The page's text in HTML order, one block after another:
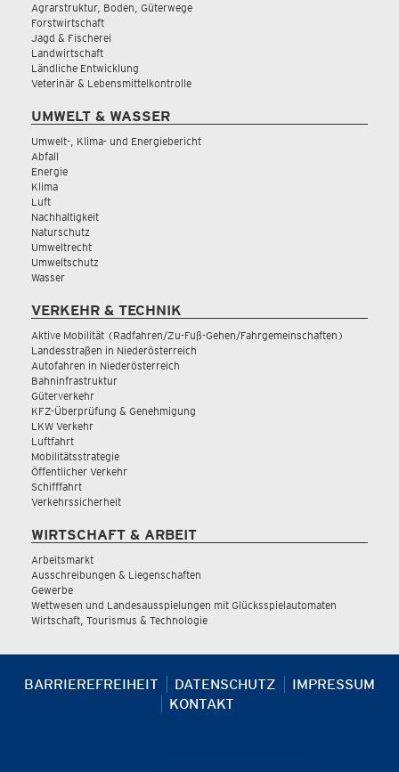
Agrarstruktur, Boden, Güterwege
Forstwirtschaft
Jagd & Fischerei
Landwirtschaft
Ländliche Entwicklung
Veterinär & Lebensmittelkontrolle
UMWELT & WASSER
Umwelt-, Klima- und Energiebericht
Abfall
Energie
Klima
Luft
Nachhaltigkeit
Naturschutz
Umweltrecht
Umweltschutz
Wasser
VERKEHR & TECHNIK
Aktive Mobilität (Radfahren/Zu-Fuß-Gehen/Fahrgemeinschaften)
Landesstraßen in Niederösterreich
Autofahren in Niederösterreich
Bahninfrastruktur
Güterverkehr
KFZ-Überprüfung & Genehmigung
LKW Verkehr
Luftfahrt
Mobilitätsstrategie
Öffentlicher Verkehr
Schifffahrt
Verkehrssicherheit
WIRTSCHAFT & ARBEIT
Arbeitsmarkt
Ausschreibungen & Liegenschaften
Gewerbe
Wettwesen und Landesausspielungen mit Glücksspielautomaten
Wirtschaft, Tourismus & Technologie
BARRIEREFREIHEIT DATENSCHUTZ
IMPRESSUM
KONTAKT